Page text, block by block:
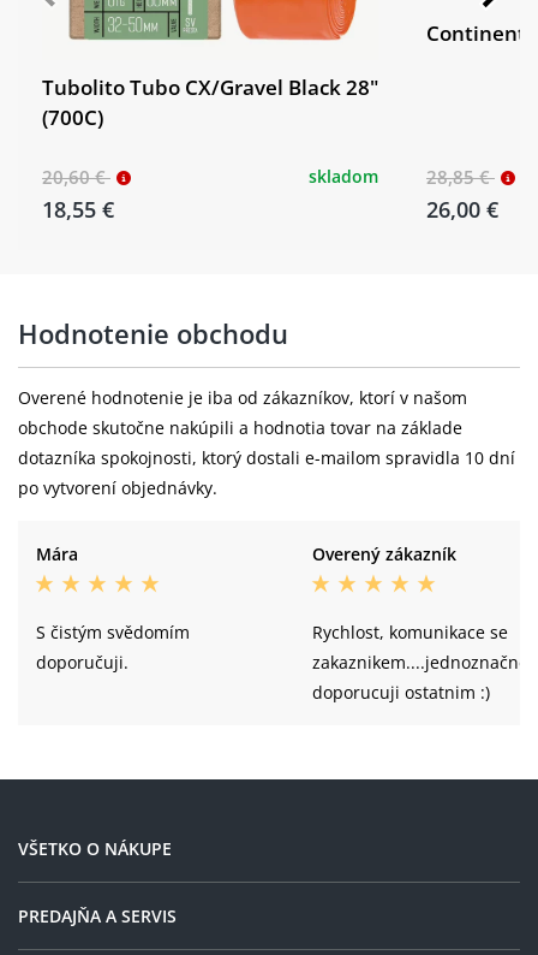
Tubolito Tubo CX/Gravel Black 28"
(700C)
20,60 €
18,55 €
skladom 28,85 €
26,00 €
Hodnotenie obchodu
Overené hodnotenie je iba od zákazníkov, ktorí v našom
obchode skutočne nakúpili a hodnotia tovar na základe
dotazníka spokojnosti, ktorý dostali e-mailom spravidla 10 dní
po vytvorení objednávky.
Mára
S čistým svědomím
doporučuji.
Overený zákazník
Rychlost, komunikace se
zakaznikem....jednoznačne
doporucuji ostatnim :)
VŠETKO O NÁKUPE
PREDAJŇA A SERVIS